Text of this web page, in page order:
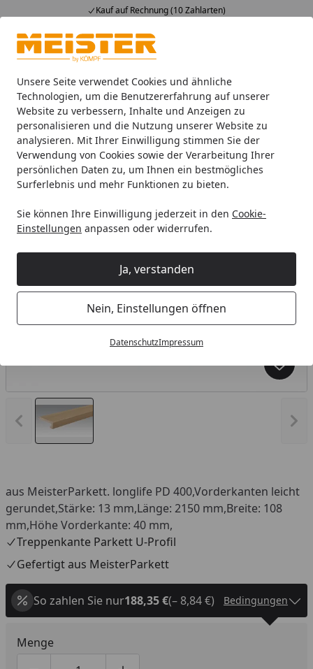
Unsere Seite verwendet Cookies und ähnliche
Technologien, um die Benutzererfahrung auf unserer
Website zu verbessern, Inhalte und Anzeigen zu
personalisieren und die Nutzung unserer Website zu
analysieren. Mit Ihrer Einwilligung stimmen Sie der
Verwendung von Cookies sowie der Verarbeitung Ihrer
persönlichen Daten zu, um Ihnen ein bestmögliches
Surferlebnis und mehr Funktionen zu bieten.
Sie können Ihre Einwilligung jederzeit in den Cookie-
Einstellungen anpassen oder widerrufen.
Ja, verstanden
Nein, Einstellungen öffnen
DatenschutzImpressum
Kauf auf Rechnung (10 Zahlarten)
Alle Produkte
Mein Konto
Suchen
Startseite
Zubehör Meister Zubehör für Böden Meister
MEISTER Treppenkante Parkett U-
Profil 2150 x 13 mm 9015 Eiche
authentic Optik gelaugt
ultramattlackiert
Vorheriges Bild anzeigen
aus MeisterParkett. longlife PD 400,Vorderkanten leicht
gerundet,Stärke: 13 mm,Länge: 2150 mm,Breite: 108
mm,Höhe Vorderkante: 40 mm,
Treppenkante Parkett U-Profil
Gefertigt aus MeisterParkett
So zahlen Sie nur188,35 €(– 8,84 €) Bedingungen
Menge